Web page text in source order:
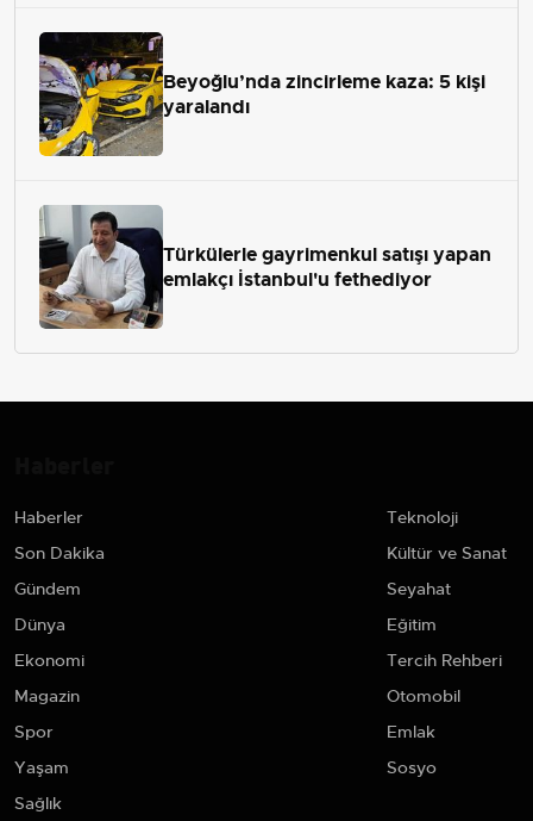
Beyoğlu’nda zincirleme kaza: 5 kişi
yaralandı
Türkülerle gayrimenkul satışı yapan
emlakçı İstanbul'u fethediyor
Haberler
Son Dakika
Gündem
Dünya
Ekonomi
Magazin
Spor
Yaşam
Sağlık
Teknoloji
Kültür ve Sanat
Seyahat
Eğitim
Tercih Rehberi
Otomobil
Emlak
Sosyo